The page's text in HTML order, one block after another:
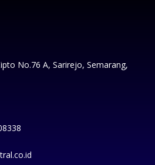
No.76 A, Sarirejo, Semarang,